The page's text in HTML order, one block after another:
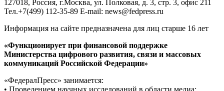
127018, Россия, г.Москва, ул. Полковая, д. 3, стр. 3, офис 211
Тел.+7(499) 112-35-89 E-mail: news@fedpress.ru
Информация на сайте предназначена для лиц старше 16 лет
«Функционирует при финансовой поддержке
Министерства цифрового развития, связи и массовых
коммуникаций Российской Федерации»
«ФедералПресс» занимается:
• Проведением научных исследований в области медиа;